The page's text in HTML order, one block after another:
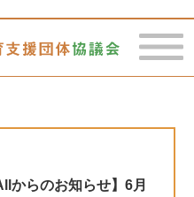
からのお知らせ】6月